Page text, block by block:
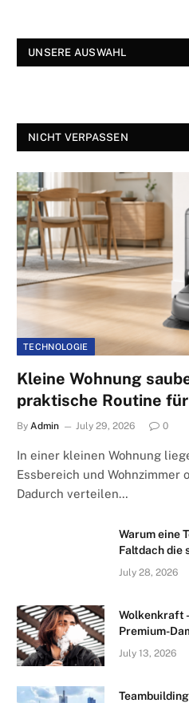
UNSERE AUSWAHL
NICHT VERPASSEN
TECHNOLOGIE
Kleine Wohnung
praktische Routine
By Admin July 29, 2026 0
In einer kleinen Wohnung
Essbereich und Wohnzimmer
Dadurch verteilen…
Warum eine
Faltdach die
July 28, 2026
Wolkenkraft
Premium-
July 13, 2026